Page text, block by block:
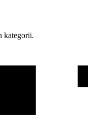
kategorii.